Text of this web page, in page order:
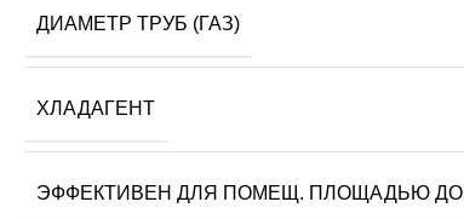
ДИАМЕТР ТРУБ (ГАЗ)
ХЛАДАГЕНТ
ЭФФЕКТИВЕН ДЛЯ ПОМЕЩ. ПЛОЩАДЬЮ ДО